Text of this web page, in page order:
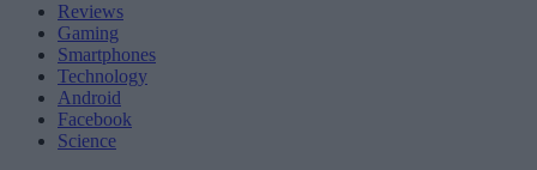
Reviews
Gaming
Smartphones
Technology
Android
Facebook
Science